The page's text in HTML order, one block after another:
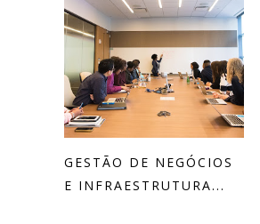
GESTÃO DE NEGÓCIOS
E INFRAESTRUTURA...